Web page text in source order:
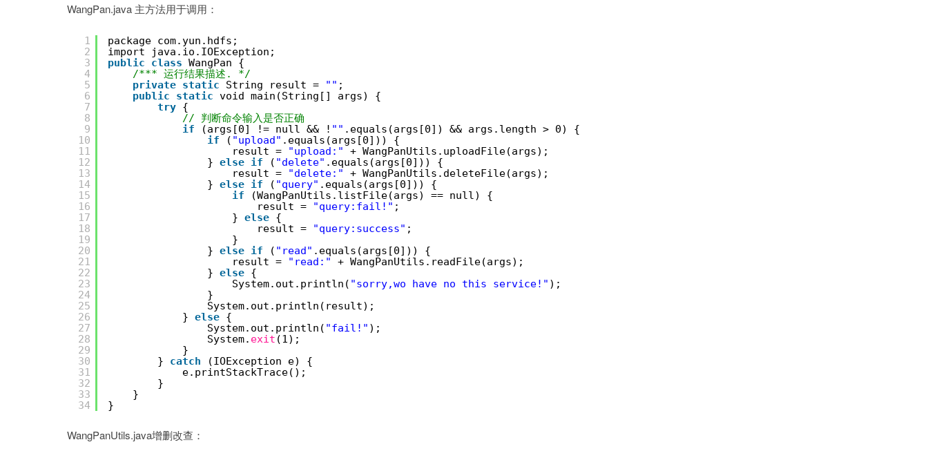
WangPan.java 主方法用于调用：
1
2
3
4
5
6
7
8
9
10
11
12
13
14
15
16
17
18
19
20
21
22
23
24
25
26
27
28
29
30
31
32
33
34
package com.yun.hdfs;
import java.io.IOException;
public
class WangPan {
/*** 运行结果描述. */
private static String result = "" ;
public
static void main(String[] args) {
try {
// 判断命令输入是否正确
if
(args[0] != null && ! "" .equals(args[0]) && args.length > 0) {
if
( "upload" .equals(args[0])) {
result =
"upload:"
+ WangPanUtils.uploadFile(args);
} else if ( "delete" .equals(args[0])) {
result =
"delete:"
+ WangPanUtils.deleteFile(args);
} else if ( "query" .equals(args[0])) {
if
(WangPanUtils.listFile(args) == null) {
result =
"query:fail!" ;
} else {
result =
"query:success" ;
}
} else if ( "read" .equals(args[0])) {
result =
"read:"
+ WangPanUtils.readFile(args);
} else {
System.out.println( "sorry,wo have no this service!" );
}
System.out.println(result);
} else {
System.out.println( "fail!" );
System. exit (1);
}
} catch
(IOException e) {
e.printStackTrace();
}
}
}
WangPanUtils.java增删改查：